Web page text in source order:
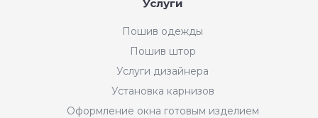
Услуги
Пошив одежды
Пошив штор
Услуги дизайнера
Установка карнизов
Оформление окна готовым изделием